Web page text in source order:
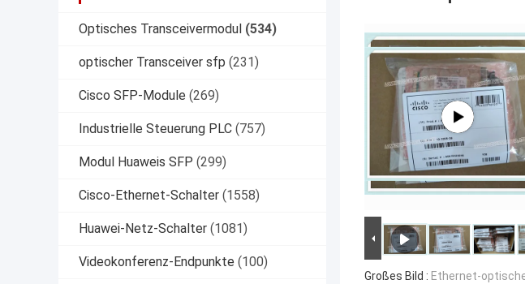
Optisches Transceivermodul (534)
optischer Transceiver sfp (231)
Cisco SFP-Module (269)
Industrielle Steuerung PLC (757)
Modul Huaweis SFP (299)
Cisco-Ethernet-Schalter (1558)
Huawei-Netz-Schalter (1081)
Videokonferenz-Endpunkte (100)
Großes Bild : Ethernet-